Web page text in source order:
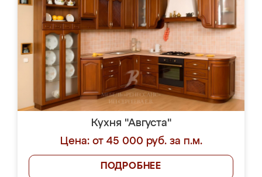
Кухня "Августа"
Цена: от 45 000 руб. за п.м.
ПОДРОБНЕЕ